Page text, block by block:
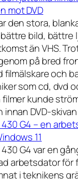
mot DVD
den stora,
bild, bättre
än VHS.
på bred
filmälskare och
som cd, dvd
kunde
DVD-
430 G4 – en
11
430 G4 var en
arbetsdator för
i teknikens